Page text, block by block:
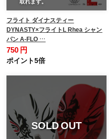
フライト ダイナスティー
DYNASTY×フライトL Rhea シャン
パン A-FLO …
750 円
ポイント5倍
SOLD OUT